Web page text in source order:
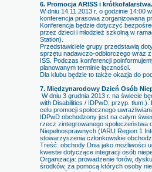
6. Promocja ARISS i krótkofalarstwa.
W dniu 14.11.2013 r. o godzinie 14:00
konferencja prasowa zorganizowana
Konferencja będzie dotyczyć
przez dzieci i młodzież szkolną w
Station).
Przedstawiciele grupy przedstawią
sprzętu nadawczo-odbiorczego wraz
ISS. Podczas konferencji
planowanym terminie łączności.
Dla klubu będzie to także okazja do
7. Międzynarodowy Dzień Osób
W dniu 3 grudnia 2013 r. na świecie
with Disabilities / IDPwD, przyp.
celu promocji społecznego
IDPwD obchodzony jest na całym
rzecz zintegrowanego społeczeństwa
Niepełnosprawnych (IARU Region 1
stowarzyszenia członkowskie
Treść: obchody Dnia jako możliwości
kwestie dotyczące integracji osób
Organizacja: prowadzenie forów,
środków, za pomocą których osoby